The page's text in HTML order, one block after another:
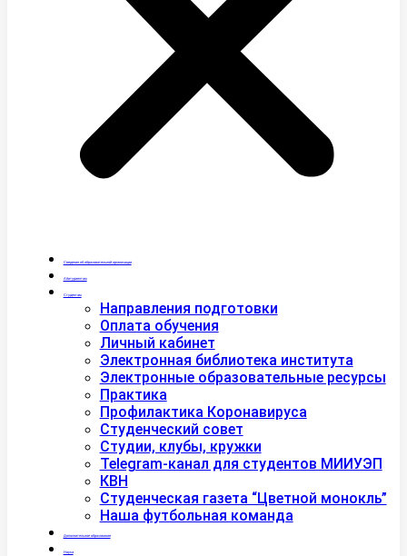
Сведения об образовательной организации
Абитуриентам
Студентам
Направления подготовки
Оплата обучения
Личный кабинет
Электронная библиотека института
Электронные образовательные ресурсы
Практика
Профилактика Коронавируса
Студенческий совет
Студии, клубы, кружки
Telegram-канал для студентов МИИУЭП
КВН
Студенческая газета “Цветной монокль”
Наша футбольная команда
Дополнительное образование
Наука